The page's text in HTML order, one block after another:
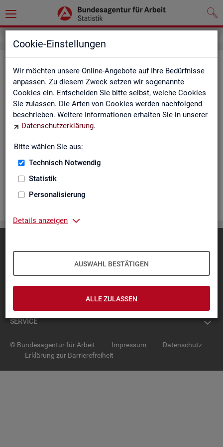
Cookie-Einstellungen
Wir möchten unsere Online-Angebote auf Ihre Bedürfnisse
anpassen. Zu diesem Zweck setzen wir sogenannte
Cookies ein. Entscheiden Sie bitte selbst, welche Cookies
Sie zulassen. Die Arten von Cookies werden nachfolgend
beschrieben. Weitere Informationen erhalten Sie in unserer
Datenschutzerklärung.
Bitte wählen Sie aus:
Technisch Notwendig
Statistik
Personalisierung
Details anzeigen
AUSWAHL BESTÄTIGEN
ALLE ZULASSEN
Ge­mein­de­da­ten der so­zi­al­ver­si­che­
rungs­pflich­tig Be­schäf­tig­ten nach
Wohn- und Ar­beits­ort - Deutsch­
land, Län­der, Krei­se und Ge­mein­den
(Jah­res­zah­len)
Die Ta­bel­len er­schei­nen jähr­lich und ent­hal­ten In­for­ma­tio­nen
über Be­stand, Ar­beits­ort, Wohn­ort, Ge­schlecht, Äl­te­re, Aus­
Be­trie­be / Be­triebs­grö­ße, Pend­ler und wei­te­re Merk­ma­le.
SER­VICE
© Bundesagentur für Arbeit Impressum
Datenschutz
Erklärung zur Barrierefreiheit